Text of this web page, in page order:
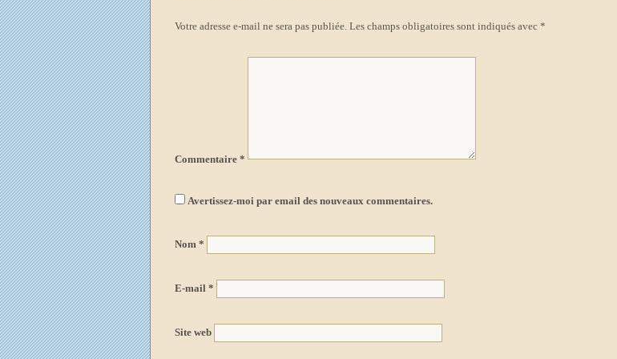
Votre adresse e-mail ne sera pas publiée. Les champs obligatoires sont indiqués avec *
Commentaire *
Avertissez-moi par email des nouveaux commentaires.
Nom *
E-mail *
Site web